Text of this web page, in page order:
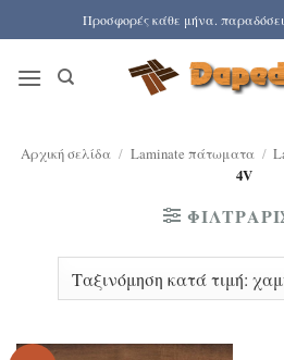
στο
περιεχόμενο
Προσφορές κάθε μήνα.
Αρχική σελίδα / Laminate πάτωματα /
4V